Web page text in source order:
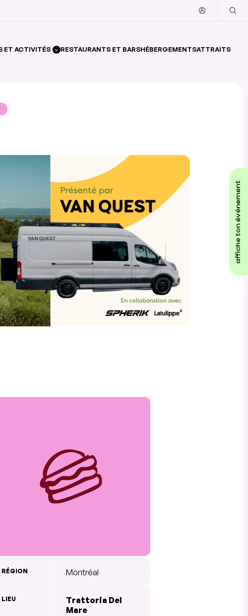
ET ACTIVITÉS RESTAURANTS ET BARSHÉBERGEMENTSATTRAITS
affiche ton événement
RÉGION Montréal
LIEU
Trattoria Del
Mare